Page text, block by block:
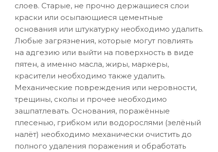
слоев. Старые, не прочно держащиеся слои
краски или осыпающиеся цементные
основания или штукатурку необходимо удалить.
Любые загрязнения, которые могут повлиять
на адгезию или выйти на поверхность в виде
пятен, а именно масла, жиры, маркеры,
красители необходимо также удалить.
Механические повреждения или неровности,
трещины, сколы и прочее необходимо
зашпатлевать. Основания, поражённые
плесенью, грибком или водорослями (зелёный
налёт) необходимо механически очистить до
полного удаления поражения и обработать